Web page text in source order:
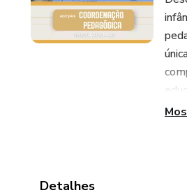
Detalhes